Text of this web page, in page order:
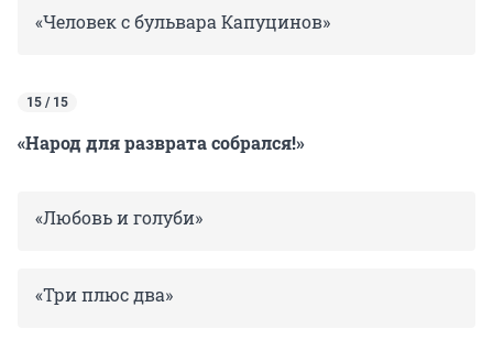
«Человек с бульвара Капуцинов»
15 / 15
«Народ для разврата собрался!»
«Любовь и голуби»
«Три плюс два»